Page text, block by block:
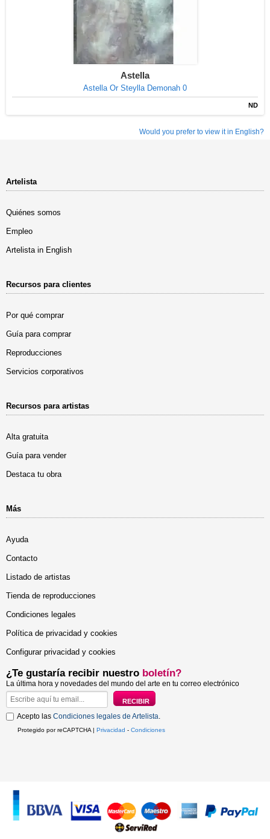
Astella
Astella Or Steylla Demonah 0
ND
Would you prefer to view it in English?
Artelista
Quiénes somos
Empleo
Artelista in English
Recursos para clientes
Por qué comprar
Guía para comprar
Reproducciones
Servicios corporativos
Recursos para artistas
Alta gratuita
Guía para vender
Destaca tu obra
Más
Ayuda
Contacto
Listado de artistas
Tienda de reproducciones
Condiciones legales
Política de privacidad y cookies
Configurar privacidad y cookies
¿Te gustaría recibir nuestro boletín?
La última hora y novedades del mundo del arte en tu correo electrónico
Acepto las Condiciones legales de Artelista.
Protegido por reCAPTCHA | Privacidad - Condiciones